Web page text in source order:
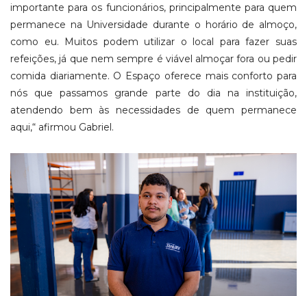
importante para os funcionários, principalmente para quem
permanece na Universidade durante o horário de almoço,
como eu. Muitos podem utilizar o local para fazer suas
refeições, já que nem sempre é viável almoçar fora ou pedir
comida diariamente. O Espaço oferece mais conforto para
nós que passamos grande parte do dia na instituição,
atendendo bem às necessidades de quem permanece
aqui,“ afirmou Gabriel.